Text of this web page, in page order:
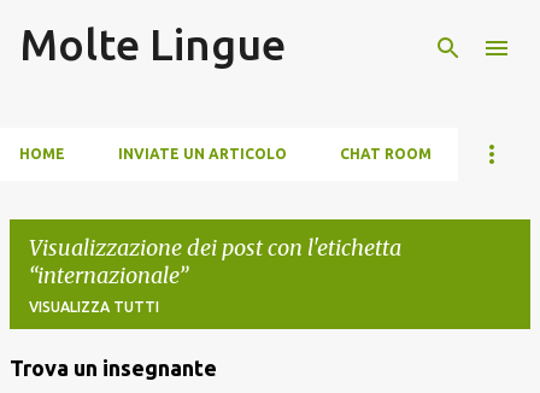
Molte Lingue
HOME INVIATE UN ARTICOLO CHAT ROOM
Visualizzazione dei post con l'etichetta
internazionale
VISUALIZZA TUTTI
Trova un insegnante